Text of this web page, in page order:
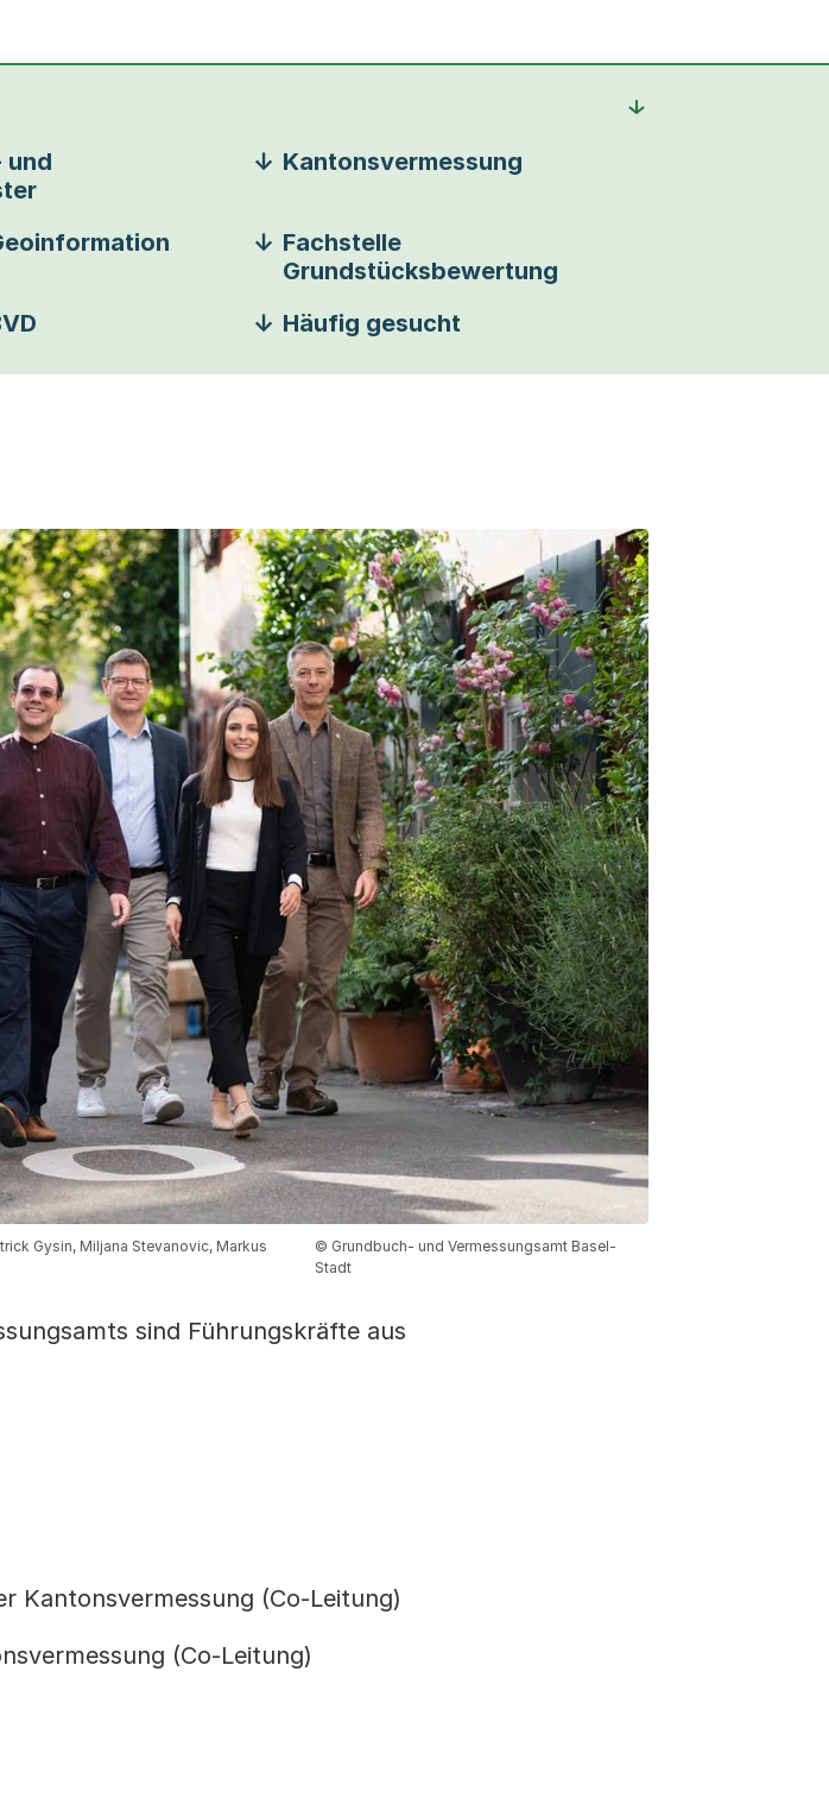
und
Kantonsvermessung
Fachstelle
Grundstücksbewertung
Häufig gesucht
Gysin, Miljana Stevanovic, Markus
© Grundbuch- und Vermessungsamt Basel-
Stadt
sind Führungskräfte aus
Kantonsvermessung (Co-Leitung)
(Co-Leitung)